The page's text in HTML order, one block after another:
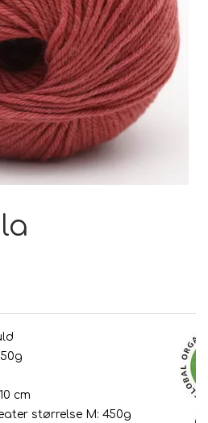
til broderi
Til uld
- restparti
af genbrugsplast
Uldpleje
cm
størrelse M: 450g